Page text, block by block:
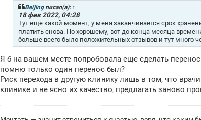
Beijingписал(а): ↑
18 фев 2022, 04:28
Тут еще какой момент, у меня заканчивается срок
платить снова. По хорошему, вот до конца месяца
больше всего было положительных отзывов и тут много
Я б на вашем месте попробовала еще сделать
помню только один перенос был?
Риск перехода в другую клинику лишь в том, что
клинике и не ясно их качество, предлагать заново